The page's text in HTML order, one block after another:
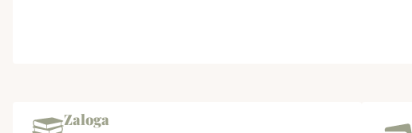
Zaloga